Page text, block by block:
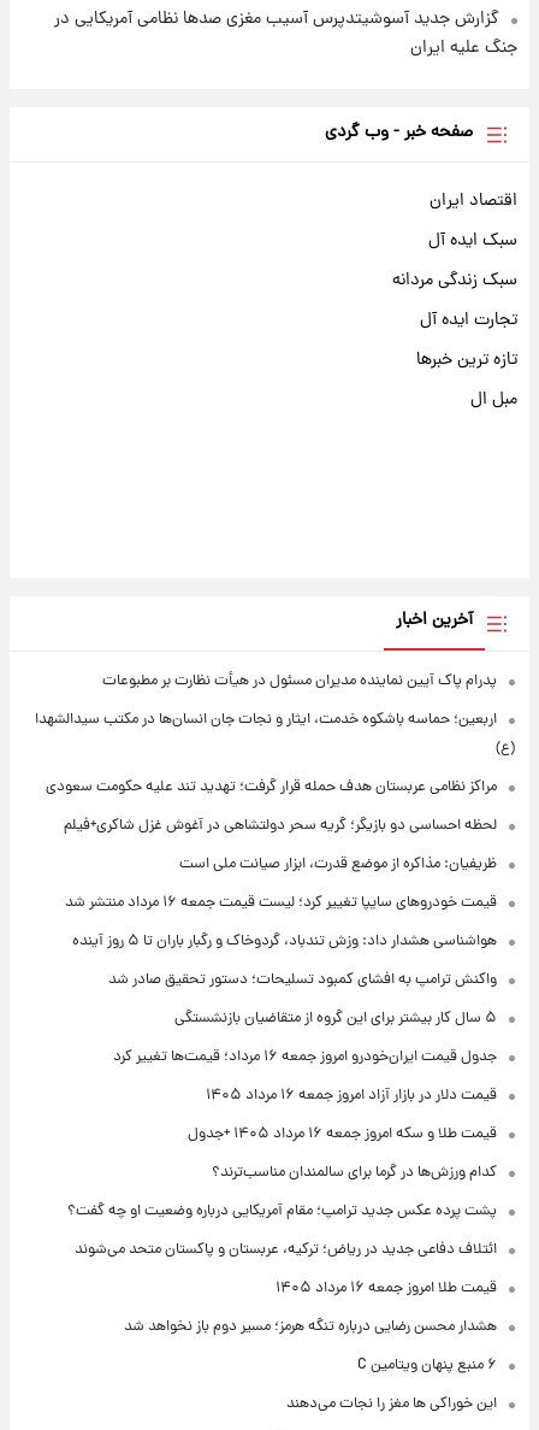
گزارش جدید آسوشیتدپرس آسیب مغزی صدها نظامی آمریکایی در
جنگ علیه ایران
صفحه خبر - وب گردی
اقتصاد ایران
سبک ایده آل
سبک زندگی مردانه
تجارت ایده آل
تازه ترین خبرها
مبل ال
آخرین اخبار
پدرام پاک آیین نماینده مدیران مسئول در هیأت نظارت بر مطبوعات
اربعین؛ حماسه باشکوه خدمت، ایثار و نجات جان انسان‌ها در مکتب سیدالشهدا
(ع)
مراکز نظامی عربستان هدف حمله قرار گرفت؛ تهدید تند علیه حکومت سعودی
لحظه احساسی دو بازیگر؛ گریه سحر دولتشاهی در آغوش غزل شاکری+فیلم
ظریفیان: مذاکره از موضع قدرت، ابزار صیانت ملی است
قیمت خودروهای سایپا تغییر کرد؛ لیست قیمت جمعه ۱۶ مرداد منتشر شد
هواشناسی هشدار داد: وزش تندباد، گردوخاک و رگبار باران تا ۵ روز آینده
واکنش ترامپ به افشای کمبود تسلیحات؛ دستور تحقیق صادر شد
۵ سال کار بیشتر برای این گروه از متقاضیان بازنشستگی
جدول قیمت ایران‌خودرو امروز جمعه ۱۶ مرداد؛ قیمت‌ها تغییر کرد
قیمت دلار در بازار آزاد امروز جمعه ۱۶ مرداد ۱۴۰۵
قیمت طلا و سکه امروز جمعه ۱۶ مرداد ۱۴۰۵ +جدول
کدام ورزش‌ها در گرما برای سالمندان مناسب‌ترند؟
پشت پرده عکس جدید ترامپ؛ مقام آمریکایی درباره وضعیت او چه گفت؟
ائتلاف دفاعی جدید در ریاض؛ ترکیه، عربستان و پاکستان متحد می‌شوند
قیمت طلا امروز جمعه ۱۶ مرداد ۱۴۰۵
هشدار محسن رضایی درباره تنگه هرمز؛ مسیر دوم باز نخواهد شد
۶ منبع پنهان ویتامین C
این خوراکی ها مغز را نجات می‌دهند